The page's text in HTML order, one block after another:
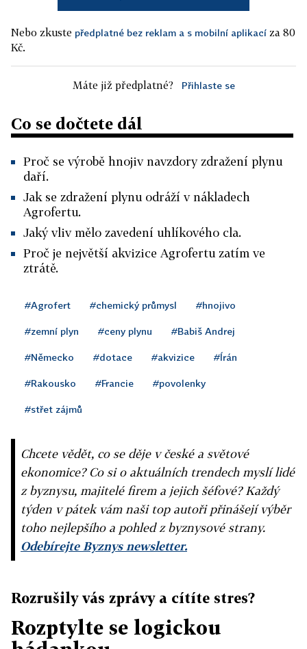
Nebo zkuste předplatné bez reklam a s mobilní aplikací za 80
Kč.
Máte již předplatné? Přihlaste se
Co se dočtete dál
Proč se výrobě hnojiv navzdory zdražení plynu
daří.
Jak se zdražení plynu odráží v nákladech
Agrofertu.
Jaký vliv mělo zavedení uhlíkového cla.
Proč je největší akvizice Agrofertu zatím ve
ztrátě.
#Agrofert #chemický průmysl #hnojivo
#zemní plyn #ceny plynu #Babiš Andrej
#Německo #dotace #akvizice #Írán
#Rakousko #Francie #povolenky
#střet zájmů
Chcete vědět, co se děje v české a světové
ekonomice? Co si o aktuálních trendech myslí lidé
z byznysu, majitelé firem a jejich šéfové? Každý
týden v pátek vám naši top autoři přinášejí výběr
toho nejlepšího a pohled z byznysové strany.
Odebírejte Byznys newsletter.
Rozrušily vás zprávy a cítíte stres?
Rozptylte se logickou